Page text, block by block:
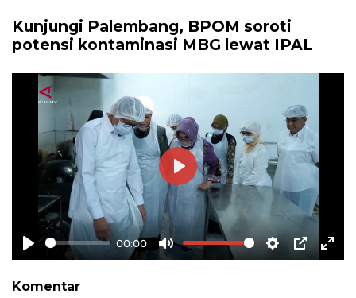
Kunjungi Palembang, BPOM soroti
potensi kontaminasi MBG lewat IPAL
Play
00:00
Mute Settings
PIP
Play
Komentar